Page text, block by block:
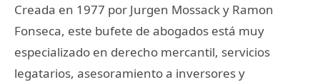
Creada en 1977 por Jurgen Mossack y Ramon
Fonseca, este bufete de abogados está muy
especializado en derecho mercantil, servicios
legatarios, asesoramiento a inversores y